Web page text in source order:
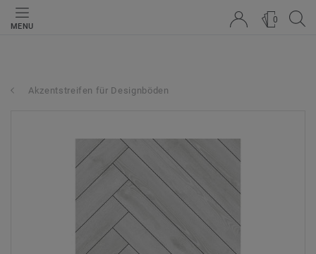
MENU
0
Akzentstreifen für Designböden